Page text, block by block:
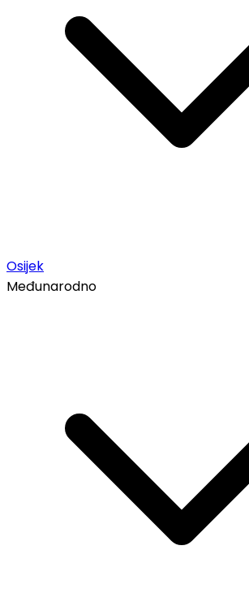
Osijek
Međunarodno